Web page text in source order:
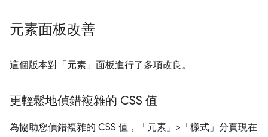
元素面板改善
這個版本對「元素」 面板進行了多項改良。
更輕鬆地偵錯複雜的 CSS 值
為協助您偵錯複雜的 CSS 值，「元素」>「樣式」分頁現在